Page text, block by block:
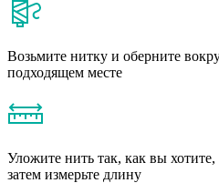
Возьмите нитку и оберните
подходящем месте
Уложите нить так, как вы
затем измерьте длину